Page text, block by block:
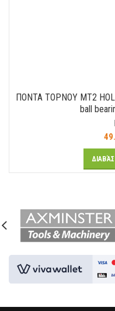
ΠΟΝΤΑ ΤΟΡΝΟΥ ΜΤ2
ball